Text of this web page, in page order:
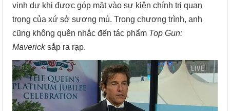
vinh dự khi được góp mặt vào sự kiện chính trị quan
trọng của xứ sở sương mù. Trong chương trình, anh
cũng không quên nhắc đến tác phẩm Top Gun:
Mavericksắp ra rạp.